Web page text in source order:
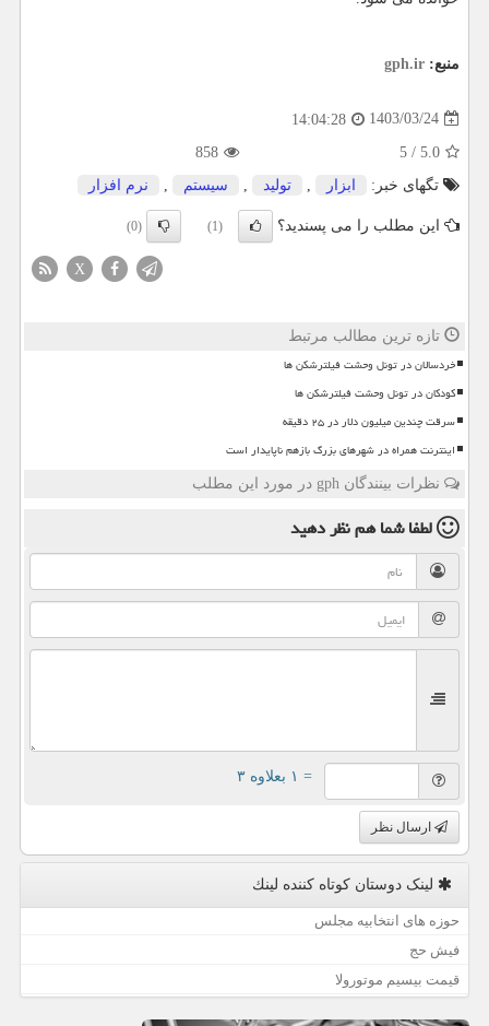
منبع: gph.ir
1403/03/24
14:04:28
5.0
/
5
858
تگهای خبر:
ابزار , تولید , سیستم , نرم افزار
این مطلب را می پسندید؟ (1)
(0)
X
تازه ترین مطالب مرتبط
خردسالان در تونل وحشت فیلترشکن ها
کودکان در تونل وحشت فیلترشکن ها
سرقت چندین میلیون دلار در ۲۵ دقیقه
اینترنت همراه در شهرهای بزرگ بازهم ناپایدار است
نظرات بینندگان gph در مورد این مطلب
لطفا شما همنظر دهید
= ۱ بعلاوه ۳
ارسال نظر
لینک دوستان كوتاه كننده لینك
حوزه های انتخابیه مجلس
فیش حج
قیمت بیسیم موتورولا